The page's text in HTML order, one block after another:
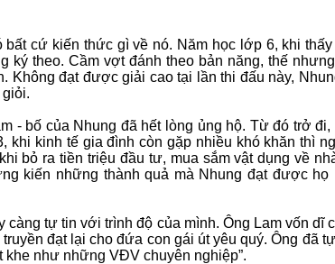
cứ kiến thức gì về nó. Năm học lớp 6, khi thấy
ký theo. Cầm vợt đánh theo bản năng, thế
Không đạt được giải cao tại lần thi đấu này,
- bố của Nhung đã hết lòng ủng hộ. Từ đó trở đi,
khi kinh tế gia đình còn gặp nhiều khó khăn thì
bỏ ra tiền triệu đầu tư, mua sắm vật dụng về
kiến những thành quả mà Nhung đạt được họ
tự tin với trình độ của mình. Ông Lam vốn dĩ
đạt lại cho đứa con gái út yêu quý. Ông đã
khe như những VĐV chuyên nghiệp”.